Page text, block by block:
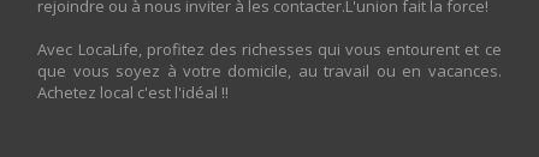
rejoindre ou à nous inviter à les contacter.L'union fait la force!
Avec LocaLife, profitez des richesses qui vous entourent et ce
que vous soyez à votre domicile, au travail ou en vacances.
Achetez local c'est l'idéal !!